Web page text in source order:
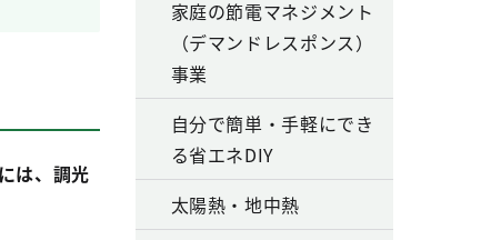
は、調光
家庭の節電マネジメント
（デマンドレスポンス）
事業
自分で簡単・手軽にでき
る省エネDIY
太陽熱・地中熱